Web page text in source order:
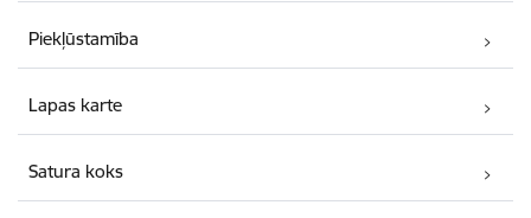
Piekļūstamība
Lapas karte
Satura koks